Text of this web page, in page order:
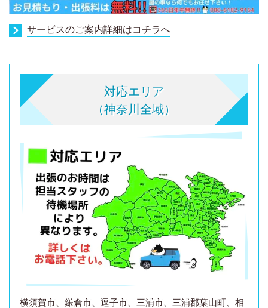
サービスのご案内詳細はコチラへ
対応エリア
（神奈川全域）
横須賀市、鎌倉市、逗子市、三浦市、三浦郡葉山町、相